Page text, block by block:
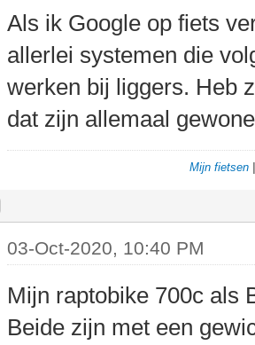
Als ik Google op fiets
allerlei systemen die
werken bij liggers. Heb
dat zijn allemaal
Mijn fietsen
03-Oct-2020, 10:40 PM
Mijn raptobike 700c als
Beide zijn met een